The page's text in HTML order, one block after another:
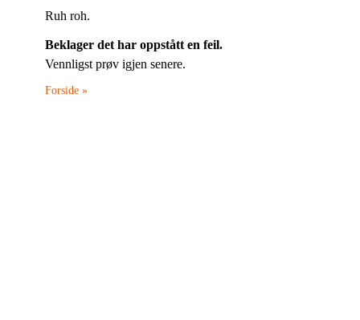
Ruh roh.
Beklager det har oppstått en feil.
Vennligst prøv igjen senere.
Forside »